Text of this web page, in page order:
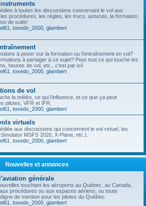
à toutes les discussions concernant le vol aux
procédures, les règles, les trucs, astuces, la formation,
de suite!
toxedo_2000 glambert
à poser sur la formation ou l'entraînement en vol?
à partager à ce sujet? Pour tout ce qui touche les
heures de vol, etc., c'est par ici!
toxedo_2000 glambert
de vol
la météo, ce qui l'influence, et ce que ça peut
pilotes, VFR et IFR.
toxedo_2000 glambert
virtuels
aux discussions qui concernent le vol virtuel, les
MSFS 2020, X-Plane, etc.).
toxedo_2000 glambert
Nouvelles et annonces
générale
touchant les aéroports au Québec, au Canada,
procédures ou aux espaces aériens, ou toute
de mention pour les pilotes du Québec.
toxedo_2000 glambert